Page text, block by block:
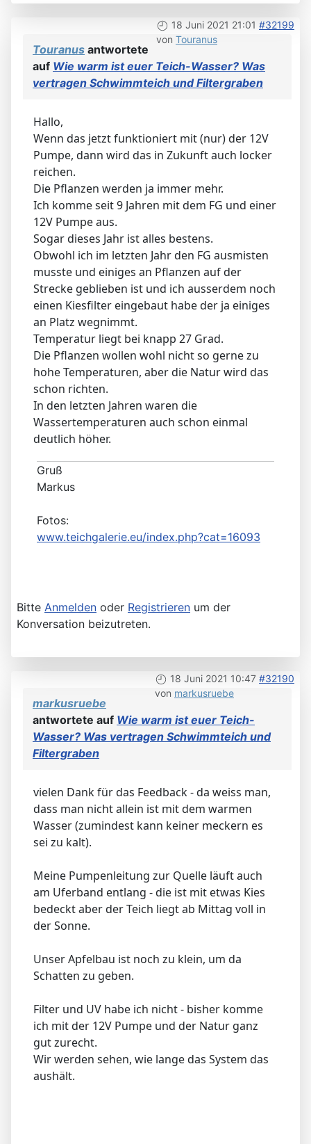
18 Juni 2021 21:01 #32199
von Touranus
Touranus antwortete
auf Wie warm ist euer Teich-Wasser? Was
vertragen Schwimmteich und Filtergraben
Hallo,
Wenn das jetzt funktioniert mit (nur) der 12V
Pumpe, dann wird das in Zukunft auch locker
reichen.
Die Pflanzen werden ja immer mehr.
Ich komme seit 9 Jahren mit dem FG und einer
12V Pumpe aus.
Sogar dieses Jahr ist alles bestens.
Obwohl ich im letzten Jahr den FG ausmisten
musste und einiges an Pflanzen auf der
Strecke geblieben ist und ich ausserdem noch
einen Kiesfilter eingebaut habe der ja einiges
an Platz wegnimmt.
Temperatur liegt bei knapp 27 Grad.
Die Pflanzen wollen wohl nicht so gerne zu
hohe Temperaturen, aber die Natur wird das
schon richten.
In den letzten Jahren waren die
Wassertemperaturen auch schon einmal
deutlich höher.
Gruß
Markus
Fotos:
www.teichgalerie.eu/index.php?cat=16093
Bitte Anmelden oder Registrieren um der
Konversation beizutreten.
18 Juni 2021 10:47 #32190
von markusruebe
markusruebe
antwortete auf Wie warm ist euer Teich-
Wasser? Was vertragen Schwimmteich und
Filtergraben
vielen Dank für das Feedback - da weiss man,
dass man nicht allein ist mit dem warmen
Wasser (zumindest kann keiner meckern es
sei zu kalt).
Meine Pumpenleitung zur Quelle läuft auch
am Uferband entlang - die ist mit etwas Kies
bedeckt aber der Teich liegt ab Mittag voll in
der Sonne.
Unser Apfelbau ist noch zu klein, um da
Schatten zu geben.
Filter und UV habe ich nicht - bisher komme
ich mit der 12V Pumpe und der Natur ganz
gut zurecht.
Wir werden sehen, wie lange das System das
aushält.